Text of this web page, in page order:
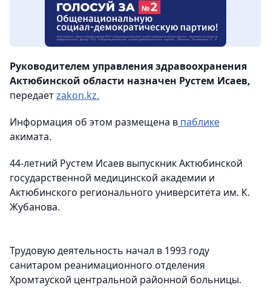
Руководителем управления здравоохранения
Актюбинской области назначен Рустем Исаев,
передаетzakon.kz.
Информация об этом размещена в паблике
акимата.
44-летний Рустем Исаев выпускник Актюбинской
государственной медицинской академии и
Актюбинского регионального университета им. К.
Жубанова.
Трудовую деятельность начал в 1993 году
санитаром реанимационного отделения
Хромтауской центральной районной больницы.